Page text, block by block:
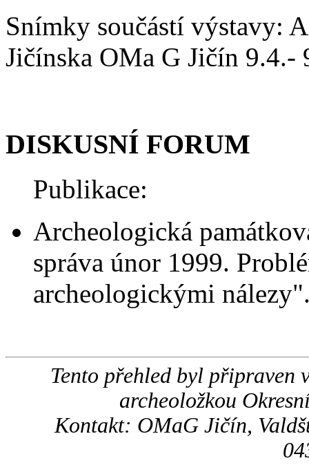
Snímky součástí výstavy:
Jičínska OMa G Jičín 9.4.-
DISKUSNÍ FORUM
Publikace:
Archeologická
správa únor 1999.
archeologickými
Tento přehled byl připraven
archeoložkou
Kontakt: OMaG Jičín,